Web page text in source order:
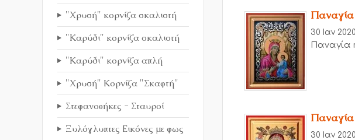
"Χρυσή" κορνίζα σκαλιστή
"Καρύδι" κορνίζα σκαλιστή
"Καρύδι" κορνίζα απλή
"Χρυσή" Κορνίζα "Σκαφτή"
Στεφανοθήκες - Σταυροί
Ξυλόγλυπτες Εικόνες με φως
Παναγία
30 Ιαν
Παναγία
Παναγία
30 Ιαν